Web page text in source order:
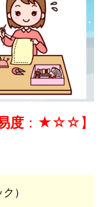
度 ：★☆☆】
）